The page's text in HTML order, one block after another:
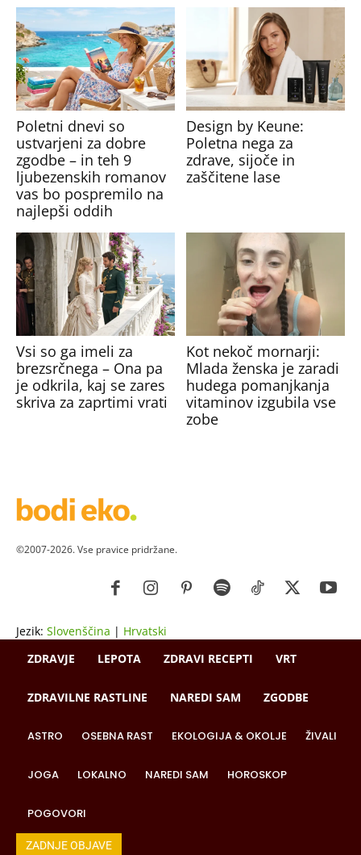
Poletni dnevi so
ustvarjeni za dobre
zgodbe – in teh 9
ljubezenskih romanov
vas bo pospremilo na
najlepši oddih
Design by Keune:
Poletna nega za
zdrave, sijoče in
zaščitene lase
Vsi so ga imeli za
brezsrčnega – Ona pa
je odkrila, kaj se zares
skriva za zaprtimi vrati
Kot nekoč mornarji:
Mlada ženska je zaradi
hudega pomanjkanja
vitaminov izgubila vse
zobe
©2007-2026. Vse pravice pridržane.
Jezik: Slovenščina | Hrvatski
ZDRAVJE
LEPOTA ZDRAVI RECEPTI VRT
ZDRAVILNE RASTLINE NAREDI SAM ZGODBE
ASTRO OSEBNA RAST EKOLOGIJA & OKOLJE ŽIVALI
JOGA LOKALNO NAREDI SAM HOROSKOP
POGOVORI
ZADNJE OBJAVE